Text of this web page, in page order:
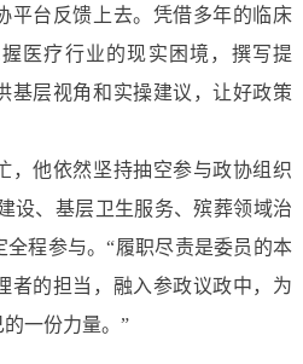
平台反馈上去。凭借多年的临床
医疗行业的现实困境，撰写提
基层视角和实操建议，让好政策
他依然坚持抽空参与政协组织
设、基层卫生服务、殡葬领域治
程参与。“履职尽责是委员的本
者的担当，融入参政议政中，为
一份力量。”